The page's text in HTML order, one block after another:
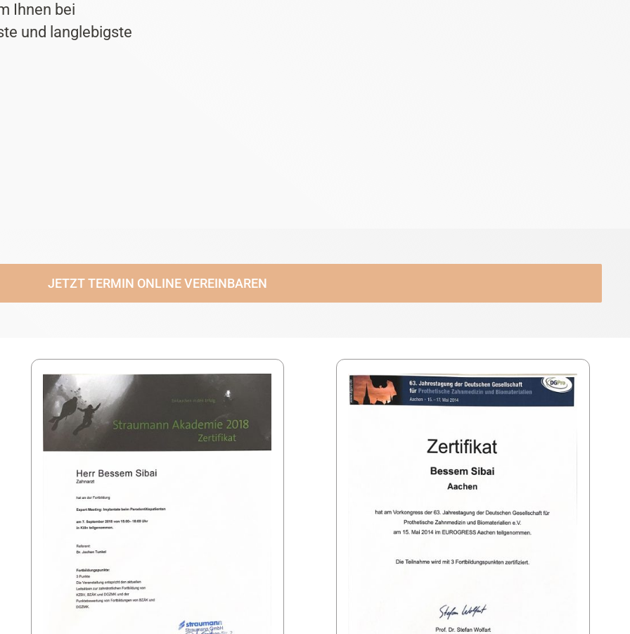
Ihnen bei
und langlebigste
JETZT TERMIN ONLINE VEREINBAREN